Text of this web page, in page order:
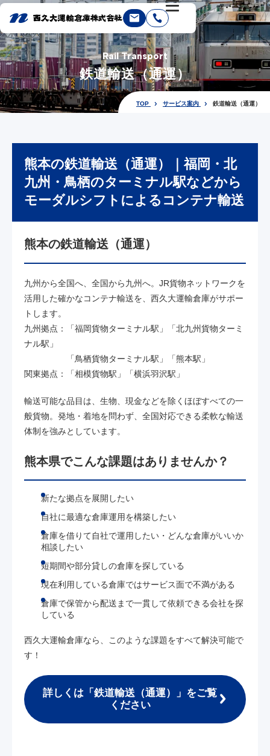
Rail Transport
鉄道輸送（通運）
TOP サービス案内 鉄道輸送（通運）
熊本の鉄道輸送（通運）｜福岡・北
九州・鳥栖のターミナル駅などから
モーダルシフトによるコンテナ輸送
熊本の鉄道輸送（通運）
九州から全国へ、全国から九州へ。JR貨物ネットワークを
活用した確かなコンテナ輸送を、西久大運輸倉庫がサポー
トします。
九州拠点：「福岡貨物ターミナル駅」「北九州貨物ターミ
ナル駅」
「鳥栖貨物ターミナル駅」「熊本駅」
関東拠点：「相模貨物駅」「横浜羽沢駅」
輸送可能な品目は、生物、現金などを除くほぼすべての一
般貨物。発地・着地を問わず、全国対応できる柔軟な輸送
体制を強みとしています。
熊本県でこんな課題はありませんか？
新たな拠点を展開したい
自社に最適な倉庫運用を構築したい
倉庫を借りて自社で運用したい・どんな倉庫がいいか
相談したい
短期間や部分貸しの倉庫を探している
現在利用している倉庫ではサービス面で不満がある
倉庫で保管から配送まで一貫して依頼できる会社を探
している
西久大運輸倉庫なら、このような課題をすべて解決可能で
す！
詳しくは「鉄道輸送（通運）」をご覧
ください